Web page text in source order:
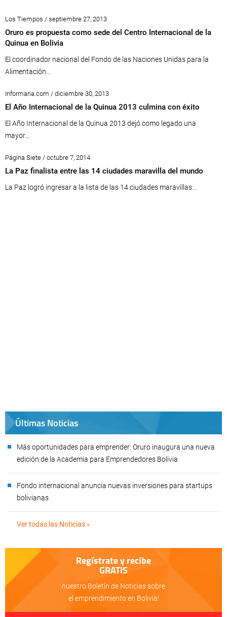
Los Tiempos / septiembre 27, 2013
Oruro es propuesta como sede del Centro Internacional de la
Quinua en Bolivia
El coordinador nacional del Fondo de las Naciones Unidas para la
Alimentación...
Informaria.com / diciembre 30, 2013
El Año Internacional de la Quinua 2013 culmina con éxito
El Año Internacional de la Quinua 2013 dejó como legado una
mayor...
Página Siete / octubre 7, 2014
La Paz finalista entre las 14 ciudades maravilla del mundo
La Paz logró ingresar a la lista de las 14 ciudades maravillas...
Últimas Noticias
Más oportunidades para emprender: Oruro inaugura una nueva
edición de la Academia para Emprendedores Bolivia
Fondo internacional anuncia nuevas inversiones para startups
bolivianas
Ver todas las Noticias »
Regístrate y recibe
GRATIS
nuestro Boletín de Noticias sobre
el emprendimiento en Bolivia!